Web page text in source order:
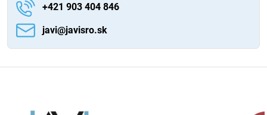
+421 903 404 846
javi​@javisro​.sk